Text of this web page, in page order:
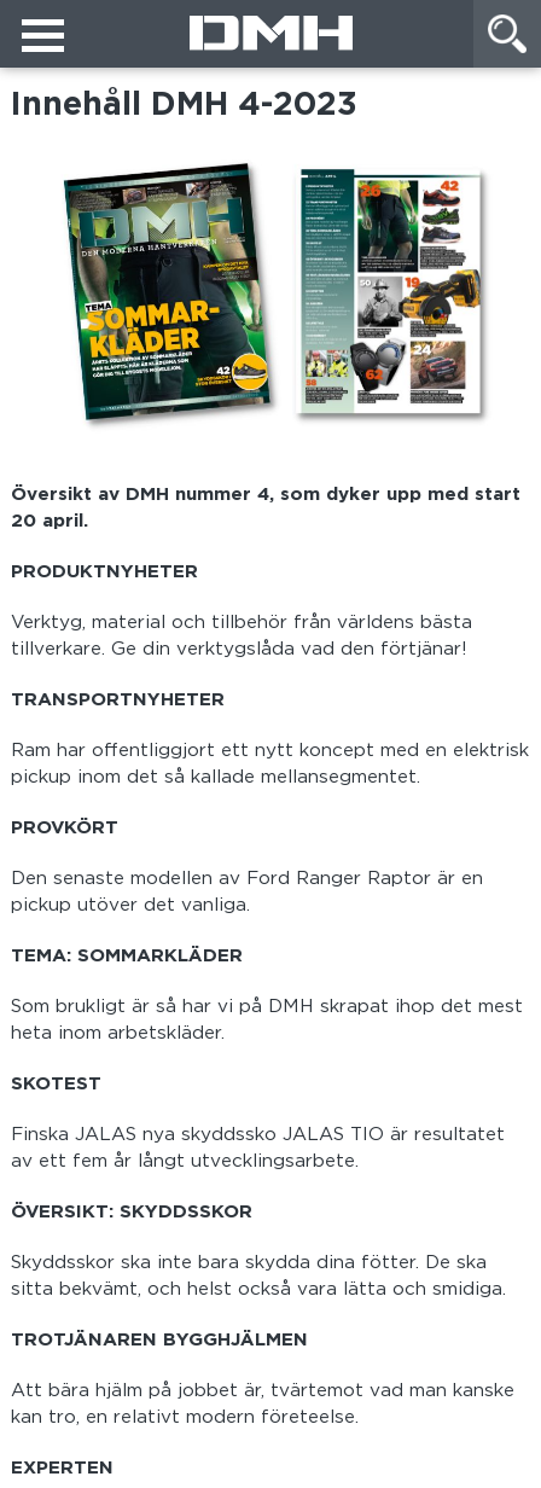
Innehåll DMH 4-2023
Översikt av DMH nummer 4, som dyker upp med start
20 april.
PRODUKTNYHETER
Verktyg, material och tillbehör från världens bästa
tillverkare. Ge din verktygslåda vad den förtjänar!
TRANSPORTNYHETER
Ram har offentliggjort ett nytt koncept med en elektrisk
pickup inom det så kallade mellansegmentet.
PROVKÖRT
Den senaste modellen av Ford Ranger Raptor är en
pickup utöver det vanliga.
TEMA: SOMMARKLÄDER
Som brukligt är så har vi på DMH skrapat ihop det mest
heta inom arbetskläder.
SKOTEST
Finska JALAS nya skyddssko JALAS TIO är resultatet
av ett fem år långt utvecklingsarbete.
ÖVERSIKT: SKYDDSSKOR
Skyddsskor ska inte bara skydda dina fötter. De ska
sitta bekvämt, och helst också vara lätta och smidiga.
TROTJÄNAREN BYGGHJÄLMEN
Att bära hjälm på jobbet är, tvärtemot vad man kanske
kan tro, en relativt modern företeelse.
EXPERTEN